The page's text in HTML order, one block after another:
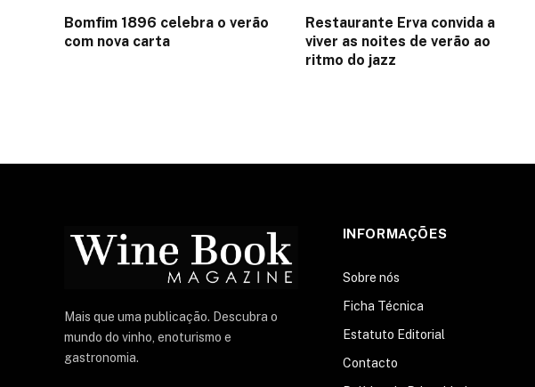
Bomfim 1896 celebra o verão
com nova carta
Restaurante Erva convida a
viver as noites de verão ao
ritmo do jazz
Mais que uma publicação. Descubra o
mundo do vinho, enoturismo e
gastronomia.
INFORMAÇÕES
Sobre nós
Ficha Técnica
Estatuto Editorial
Contacto